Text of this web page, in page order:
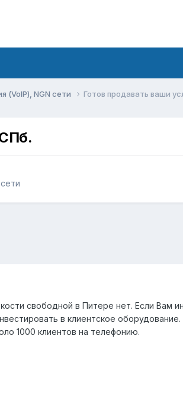
(VoIP), NGN сети Готов продавать ваши
свободной в Питере нет. Если Вам
в клиентское
1000 клиентов на телефонию.